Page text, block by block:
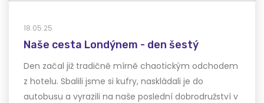
18.05.25
Naše cesta Londýnem - den šestý
Den začal již tradičně mírně chaotickým odchodem
z hotelu. Sbalili jsme si kufry, naskládali je do
autobusu a vyrazili na naše poslední dobrodružství v